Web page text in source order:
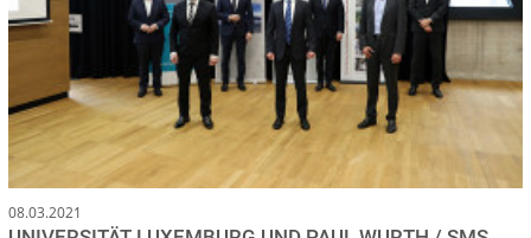
08.03.2021